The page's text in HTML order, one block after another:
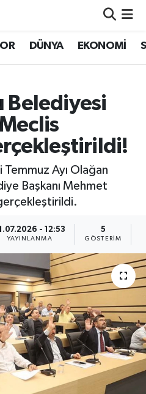
DÜNYA EKONOMİ
Belediyesi
Ayı Olağan
Başkanı Mehmet
- 12:53
YAYINLANMA
5
GÖSTERIM
ve Fikstür